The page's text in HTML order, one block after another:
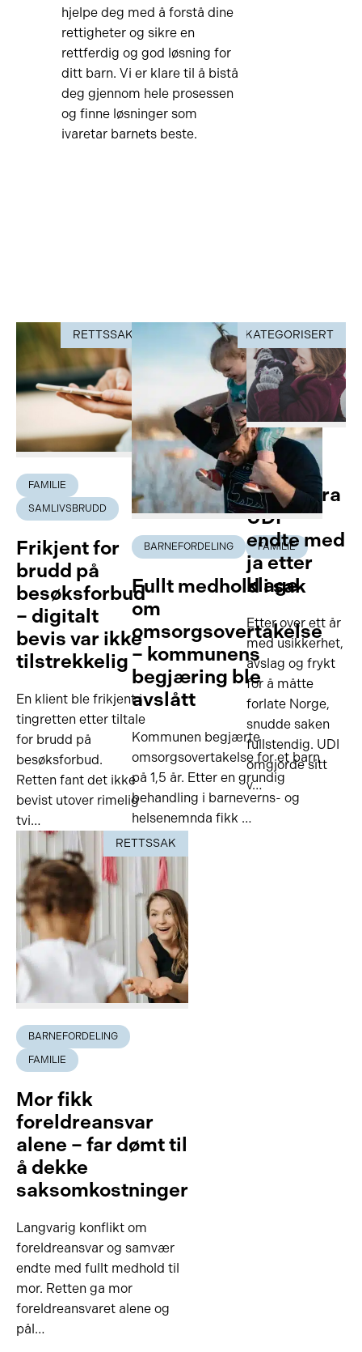
hjelpe deg med å forstå dine
rettigheter og sikre en
rettferdig og god løsning for
ditt barn. Vi er klare til å bistå
deg gjennom hele prosessen
og finne løsninger som
ivaretar barnets beste.
RETTSSAK
FAMILIE
SAMLIVSBRUDD
Frikjent for
brudd på
besøksforbud
– digitalt
bevis var ikke
tilstrekkelig
En klient ble frikjent i
tingretten etter tiltale
for brudd på
besøksforbud.
Retten fant det ikke
bevist utover rimelig
tvi…
RETTSSAK
BARNEFORDELING FAMILIE
Fullt medhold i sak
om
omsorgsovertakelse
– kommunens
begjæring ble
avslått
Kommunen begjærte
omsorgsovertakelse for et barn
på 1,5 år. Etter en grundig
behandling i barneverns- og
helsenemnda fikk …
UKATEGORISERT
FAMILIE
Avslag fra
UDI –
endte med
ja etter
klage
Etter over ett år
med usikkerhet,
avslag og frykt
for å måtte
forlate Norge,
snudde saken
fullstendig. UDI
omgjorde sitt
v…
RETTSSAK
BARNEFORDELING
FAMILIE
Mor fikk
foreldreansvar
alene – far dømt til
å dekke
saksomkostninger
Langvarig konflikt om
foreldreansvar og samvær
endte med fullt medhold til
mor. Retten ga mor
foreldreansvaret alene og
pål…